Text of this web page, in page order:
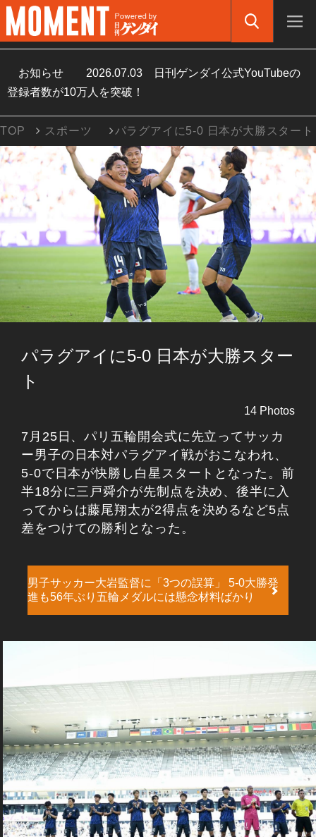
お知らせ 2026.07.03
日刊ゲンダイ公式YouTubeの
登録者数が10万人を突破！
TOP スポーツ パラグアイに5‐0 日本が大勝スタート
パラグアイに5‐0 日本が大勝スター
ト
14 Photos
7月25日、パリ五輪開会式に先立ってサッカ
ー男子の日本対パラグアイ戦がおこなわれ、
5‐0で日本が快勝し白星スタートとなった。前
半18分に三戸舜介が先制点を決め、後半に入
ってからは藤尾翔太が2得点を決めるなど5点
差をつけての勝利となった。
男子サッカー大岩監督に「3つの誤算」 5-0大勝発
進も56年ぶり五輪メダルには懸念材料ばかり